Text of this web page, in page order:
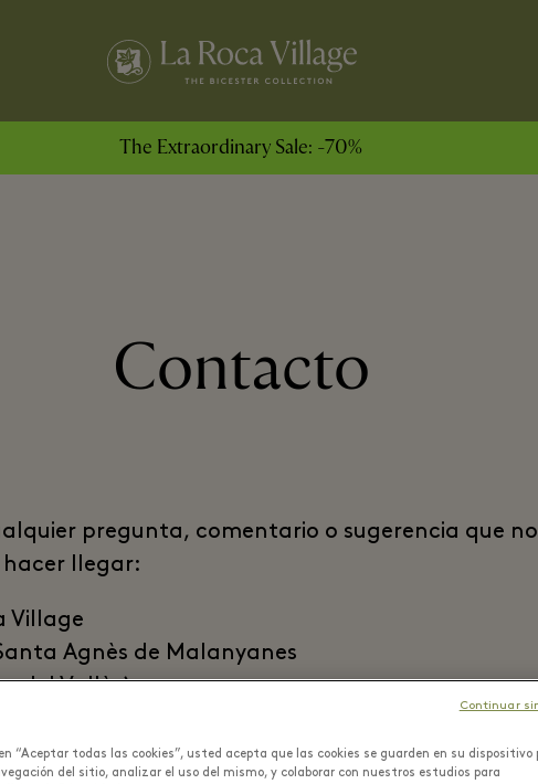
The Extraordinary Sale: -70%
Contacto
pregunta, comentario o sugerencia que
hacer llegar:
Village
Agnès de Malanyanes
del Vallès)
“Aceptar todas las cookies”, usted acepta que las cookies se guarden en su dispositivo
del sitio, analizar el uso del mismo, y colaborar con nuestros estudios para
Continuar